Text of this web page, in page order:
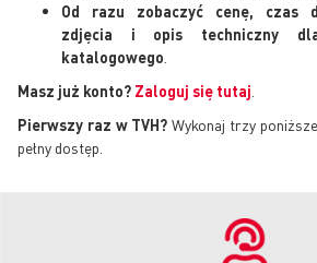
Od razu zobaczyć cenę, czas
zdjęcia i opis techniczny
katalogowego
Masz już konto? Zaloguj się tutaj
Pierwszy raz w TVH? Wykonaj trzy
pełny dostęp.